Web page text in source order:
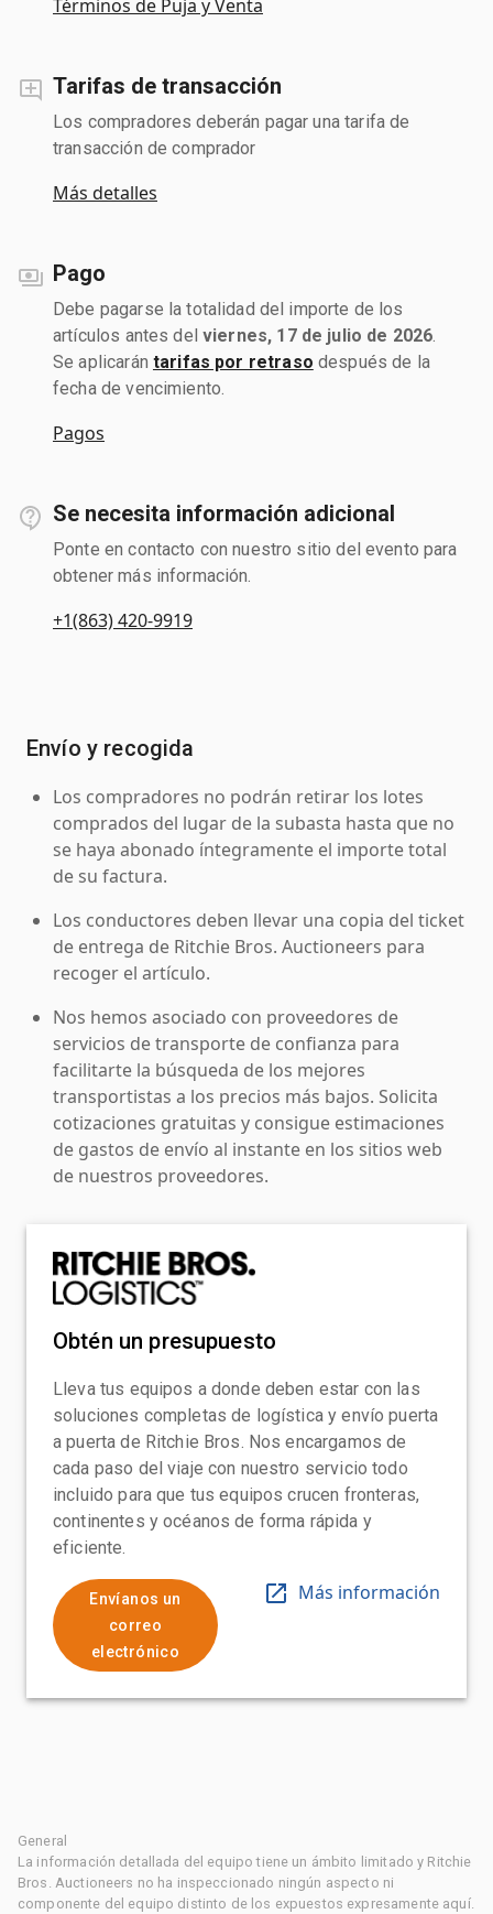
Términos de Puja y Venta
Tarifas de transacción
Los compradores deberán pagar una tarifa de
transacción de comprador
Más detalles
Pago
Debe pagarse la totalidad del importe de los
artículos antes del viernes, 17 de julio de 2026
Se aplicarán tarifas por retraso después de la
fecha de vencimiento.
Pagos
Se necesita información adicional
Ponte en contacto con nuestro sitio del evento para
obtener más información.
+1(863) 420-9919
Envío y recogida
Los compradores no podrán retirar los lotes
comprados del lugar de la subasta hasta que no
se haya abonado íntegramente el importe total
de su factura.
Los conductores deben llevar una copia del ticket
de entrega de Ritchie Bros. Auctioneers para
recoger el artículo.
Nos hemos asociado con proveedores de
servicios de transporte de confianza para
facilitarte la búsqueda de los mejores
transportistas a los precios más bajos. Solicita
cotizaciones gratuitas y consigue estimaciones
de gastos de envío al instante en los sitios web
de nuestros proveedores.
Obtén un presupuesto
Lleva tus equipos a donde deben estar con las
soluciones completas de logística y envío puerta
a puerta de Ritchie Bros. Nos encargamos de
cada paso del viaje con nuestro servicio todo
incluido para que tus equipos crucen fronteras,
continentes y océanos de forma rápida y
eficiente.
Envíanos un
correo
electrónico
Más información
General
La información detallada del equipo tiene un ámbito limitado y Ritchie
Bros. Auctioneers no ha inspeccionado ningún aspecto ni
componente del equipo distinto de los expuestos expresamente aquí.